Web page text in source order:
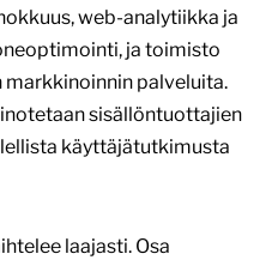
web-analytiikka ja
ja toimisto
palveluita.
sisällöntuottajien
käyttäjätutkimusta
laajasti. Osa